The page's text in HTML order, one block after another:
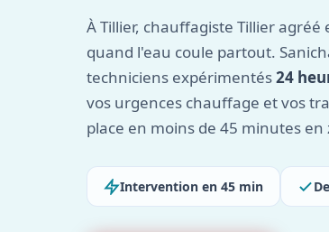
À Tillier, chauffagiste Tillier
quand l'eau coule partout.
techniciens expérimentés24
vos urgences chauffage et vos
place en moins de 45 minutes
Intervention en 45 min